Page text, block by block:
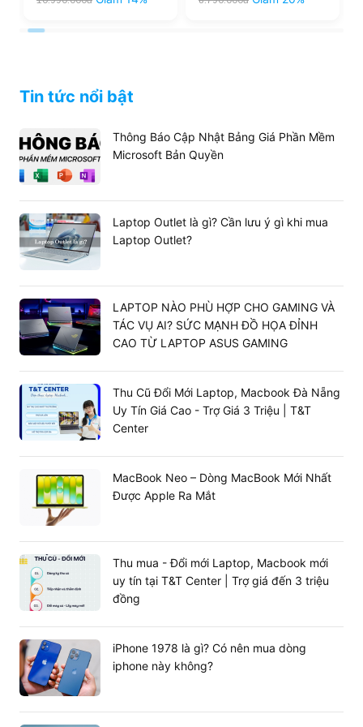
Khi chọn mua Dell Latitude 7430 tại T&T Center, bạn
được gói dịch vụ hậu mãi cao cấp:
Bảo hành 12 tháng phần cứng cực kỳ an tâm.
Dịch vụ vệ sinh máy miễn phí lâu dài.
Bộ quà tặng hấp dẫn: Balo, chuột không dây cao
cấp.
Hỗ trợ trả góp 0% lãi suất, thủ tục nhanh gọn.
Giải đáp một số câu hỏi về Dell Latitude
7430
Tin tức nổi bật
Thông Báo Cập Nhật Bảng Giá Phần Mềm
Microsoft Bản Quyền
Laptop Outlet là gì? Cần lưu ý gì khi mua
Laptop Outlet?
LAPTOP NÀO PHÙ HỢP CHO GAMING VÀ
TÁC VỤ AI? SỨC MẠNH ĐỒ HỌA ĐỈNH
CAO TỪ LAPTOP ASUS GAMING
Thu Cũ Đổi Mới Laptop, Macbook Đà Nẵng
Uy Tín Giá Cao - Trợ Giá 3 Triệu | T&T
Center
MacBook Neo – Dòng MacBook Mới Nhất
Được Apple Ra Mắt
Thu mua - Đổi mới Laptop, Macbook mới
uy tín tại T&T Center | Trợ giá đến 3 triệu
đồng
iPhone 1978 là gì? Có nên mua dòng
iphone này không?